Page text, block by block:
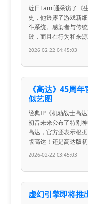
近日Fami通采访了《
史，他透露了游戏新
斗系统。感染者与传
破，而且在行为和来
2026-02-22 04:45:03
《高达》45周
似艺图
经典IP《机动战士高
初音未来公布了特别
高达，官方还表示根
版高达！还是高达版
2026-02-22 03:45:03
虚幻引擎即将